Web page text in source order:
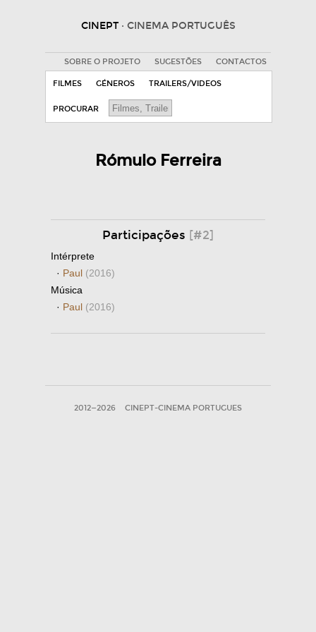
CINEPT · CINEMA PORTUGUÊS
SOBRE O PROJETO SUGESTÕES CONTACTOS
FILMES GÉNEROS TRAILERS/VIDEOS
PROCURAR
Rómulo Ferreira
Participações [#2]
Intérprete
· Paul (2016)
Música
· Paul (2016)
2012—2026 CINEPT-CINEMA PORTUGUES